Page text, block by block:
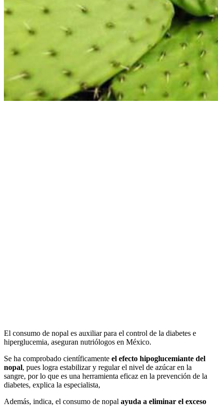
El consumo de nopal es auxiliar para el control de la diabetes e
hiperglucemia, aseguran nutriólogos en México.
Se ha comprobado científicamente el efecto hipoglucemiante del
nopal, pues logra estabilizar y regular el nivel de azúcar en la
sangre, por lo que es una herramienta eficaz en la prevención de la
diabetes, explica la especialista,
Además, indica, el consumo de nopal ayuda a eliminar el exceso